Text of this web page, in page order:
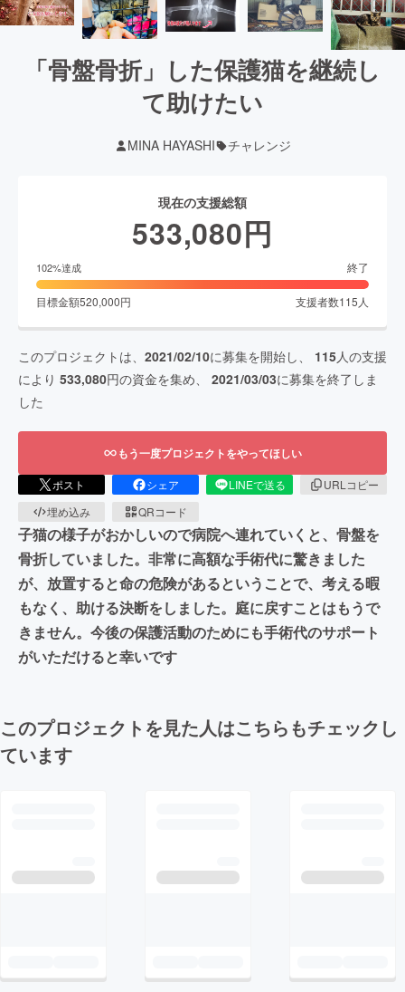
「骨盤骨折」した保護猫を継続し
て助けたい
MINA HAYASHI チャレンジ
現在の支援総額
533,080円
102%達成 終了
目標金額520,000円 支援者数115 人
このプロジェクトは、 2021/02/10に募集を開始し、 115人の支援
により 533,080円の資金を集め、 2021/03/03に募集を終了しま
した
もう一度プロジェクトをやってほしい
ポスト シェア LINEで送る
URLコピー
埋め込み
QRコード
子猫の様子がおかしいので病院へ連れていくと、骨盤を
骨折していました。非常に高額な手術代に驚きました
が、放置すると命の危険があるということで、考える暇
もなく、助ける決断をしました。庭に戻すことはもうで
きません。今後の保護活動のためにも手術代のサポート
がいただけると幸いです
このプロジェクトを見た人はこちらもチェックし
ています